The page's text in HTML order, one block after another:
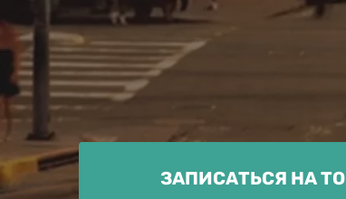
ЗАПИСАТЬСЯ НА ТО